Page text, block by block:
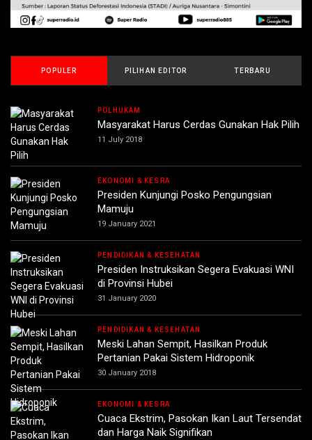
POPULER PILIHAN EDITOR TERBARU
POLHUKAM
Masyarakat Harus Cerdas Gunakan Hak Pilih
11 July 2018
EKONOMI & KESRA
Presiden Kunjungi Posko Pengungsian
Mamuju
19 January 2021
PENDIDIKAN & KESEHATAN
Presiden Instruksikan Segera Evakuasi WNI
di Provinsi Hubei
31 January 2020
PENDIDIKAN & KESEHATAN
Meski Lahan Sempit, Hasilkan Produk
Pertanian Pakai Sistem Hidroponik
30 January 2018
EKONOMI & KESRA
Cuaca Ekstrim, Pasokan Ikan Laut Tersendat
dan Harga Naik Signifikan